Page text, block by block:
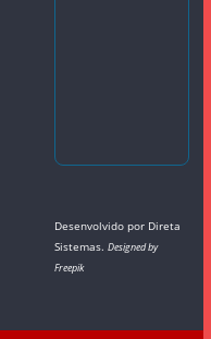
Desenvolvido por Direta
Sistemas.Designed by
Freepik